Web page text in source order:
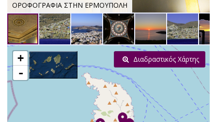
ΟΡΟΦΟΓΡΑΦΙΑ ΣΤΗΝ ΕΡΜΟΥΠΟΛΗ
+
-
Διαδραστικός Χάρτης